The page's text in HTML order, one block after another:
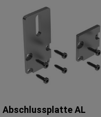
Abschlussplatte AL